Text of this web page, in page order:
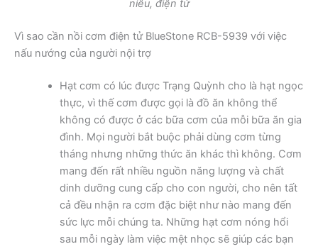
niêu, điện tử
Vì sao cần nồi cơm điện tử BlueStone RCB-5939 với việc
nấu nướng của người nội trợ
Hạt cơm có lúc được Trạng Quỳnh cho là hạt ngọc
thực, vì thế cơm được gọi là đồ ăn không thể
không có được ở các bữa cơm của mỗi bữa ăn gia
đình. Mọi người bắt buộc phải dùng cơm từng
tháng nhưng những thức ăn khác thì không. Cơm
mang đến rất nhiều nguồn năng lượng và chất
dinh dưỡng cung cấp cho con người, cho nên tất
cả đều nhận ra cơm đặc biệt như nào mang đến
sức lực mỗi chúng ta. Những hạt cơm nóng hổi
sau mỗi ngày làm việc mệt nhọc sẽ giúp các bạn